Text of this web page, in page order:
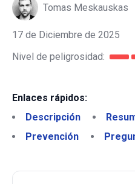
Tomas Meskauskas
17 de Diciembre de 2025
Nivel de peligrosidad:
Enlaces rápidos:
Descripción
Prevención